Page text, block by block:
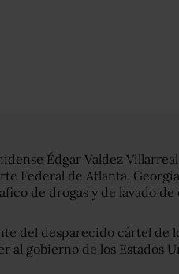
Édgar Valdez
Federal de Atlanta,
de drogas y de lavado de
del desparecido cártel de
al gobierno de los Estados